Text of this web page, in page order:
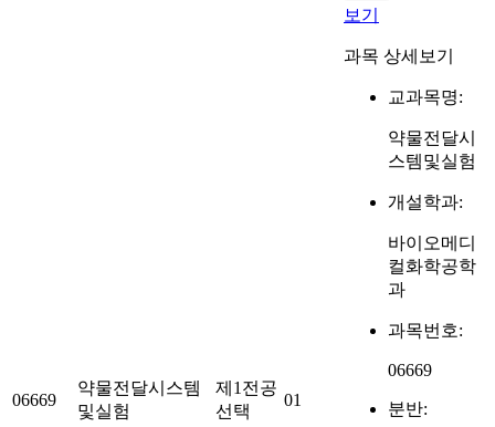
06669
약물전달시스템
및실험
제1전공
선택
01
보기
과목 상세보기
교과목명:
약물전달시
스템및실험
개설학과:
바이오메디
컬화학공학
과
과목번호:
06669
분반: